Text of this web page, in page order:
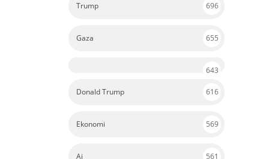
Trump 696
Gaza 655
643
Donald Trump 616
Ekonomi 569
Ai 561